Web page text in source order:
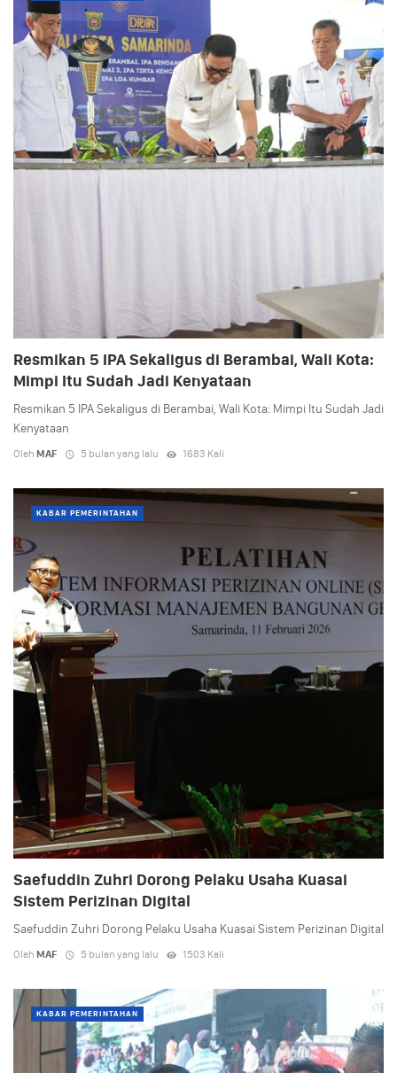
Resmikan 5 IPA Sekaligus di Berambai, Wali Kota:
Mimpi Itu Sudah Jadi Kenyataan
Resmikan 5 IPA Sekaligus di Berambai, Wali Kota: Mimpi Itu Sudah Jadi
Kenyataan
Oleh MAF 5 bulan yang lalu 1683 Kali
KABAR PEMERINTAHAN
Saefuddin Zuhri Dorong Pelaku Usaha Kuasai
Sistem Perizinan Digital
Saefuddin Zuhri Dorong Pelaku Usaha Kuasai Sistem Perizinan Digital
Oleh MAF 5 bulan yang lalu 1503 Kali
KABAR PEMERINTAHAN